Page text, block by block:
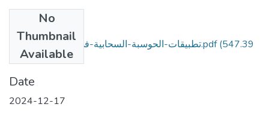
No
Thumbnail
Available
تطبيقات-الحوسبة-السحابية-في-تعليم-اللغات (1).pdf(547.39
KB)
Date
2024-12-17